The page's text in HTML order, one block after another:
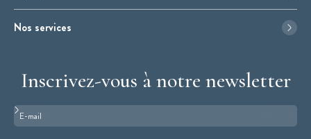
Nos services
Inscrivez-vous à notre newsletter
Format : adresse@email.com